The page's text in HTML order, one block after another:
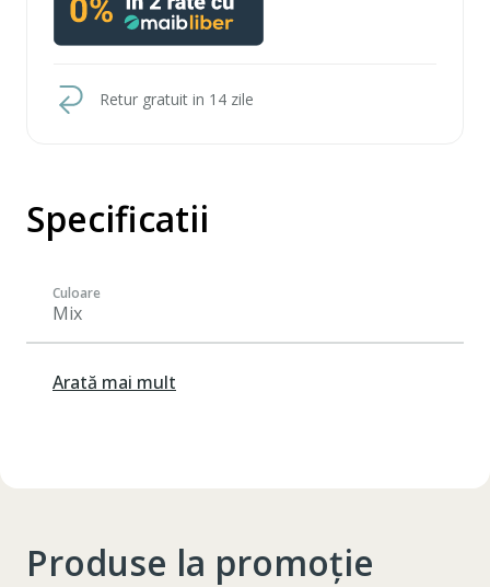
Retur gratuit in 14 zile
Specificatii
Culoare
Mix
Arată mai mult
Produse la promoție